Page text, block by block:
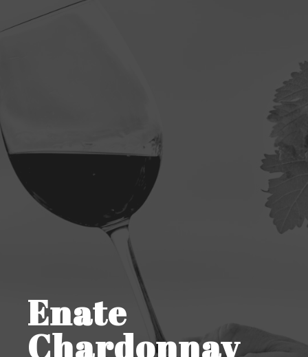
Enate
Chardonnay